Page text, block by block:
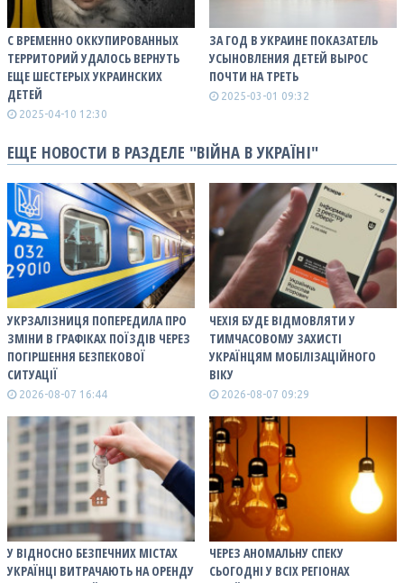
С ВРЕМЕННО ОККУПИРОВАННЫХ
ТЕРРИТОРИЙ УДАЛОСЬ ВЕРНУТЬ
ЕЩЕ ШЕСТЕРЫХ УКРАИНСКИХ
ДЕТЕЙ
2025-04-10 12:30
ЗА ГОД В УКРАИНЕ ПОКАЗАТЕЛЬ
УСЫНОВЛЕНИЯ ДЕТЕЙ ВЫРОС
ПОЧТИ НА ТРЕТЬ
2025-03-01 09:32
ЕЩЕ НОВОСТИ В РАЗДЕЛЕ "ВІЙНА В УКРАЇНІ"
УКРЗАЛІЗНИЦЯ ПОПЕРЕДИЛА ПРО
ЗМІНИ В ГРАФІКАХ ПОЇЗДІВ ЧЕРЕЗ
ПОГІРШЕННЯ БЕЗПЕКОВОЇ
СИТУАЦІЇ
2026-08-07 16:44
ЧЕХІЯ БУДЕ ВІДМОВЛЯТИ У
ТИМЧАСОВОМУ ЗАХИСТІ
УКРАЇНЦЯМ МОБІЛІЗАЦІЙНОГО
ВІКУ
2026-08-07 09:29
У ВІДНОСНО БЕЗПЕЧНИХ МІСТАХ
УКРАЇНЦІ ВИТРАЧАЮТЬ НА ОРЕНДУ
ЧЕРЕЗ АНОМАЛЬНУ СПЕКУ
СЬОГОДНІ У ВСІХ РЕГІОНАХ